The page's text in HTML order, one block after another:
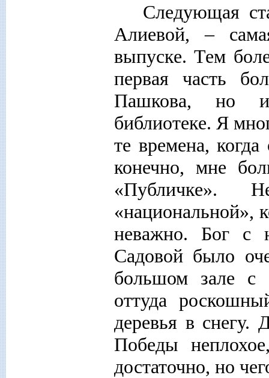
Следующая
Алиевой, –
выпуске. Тем
первая часть
Пашкова, но и
библиотеке. Я
те времена,
конечно, мне
«Публичке».
«национальной»,
неважно. Бог с
Садовой было
большом зале с
оттуда
деревья в снегу.
Победы
достаточно, но